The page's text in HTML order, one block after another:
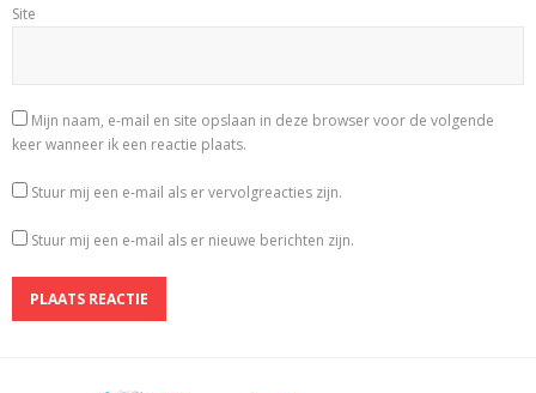
Site
Mijn naam, e-mail en site opslaan in deze browser voor de volgende
keer wanneer ik een reactie plaats.
Stuur mij een e-mail als er vervolgreacties zijn.
Stuur mij een e-mail als er nieuwe berichten zijn.